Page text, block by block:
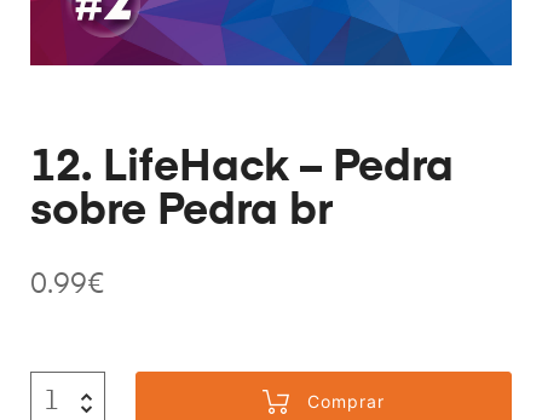
12. LifeHack – Pedra
sobre Pedra br
0.99€
Comprar